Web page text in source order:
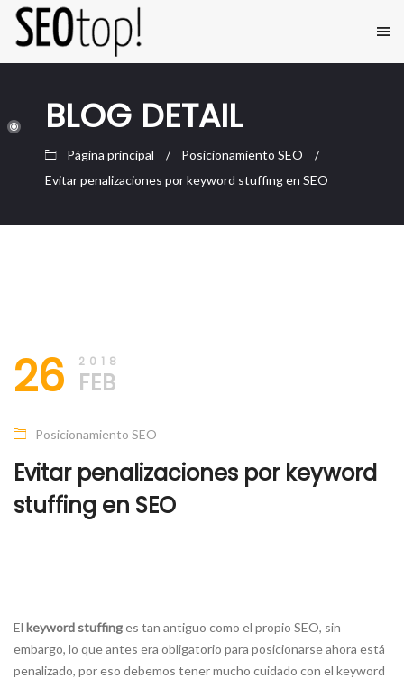
BLOG DETAIL
Página principal
Posicionamiento SEO
Evitar penalizaciones por keyword stuffing en SEO
Posicionamiento
Web
26 2018
FEB
Posicionamiento SEO
Evitar penalizaciones por keyword
stuffing en SEO
El keyword stuffinges tan antiguo como el propio SEO, sin
embargo, lo que antes era obligatorio para posicionarse ahora está
penalizado, por eso debemos tener mucho cuidado con el keyword